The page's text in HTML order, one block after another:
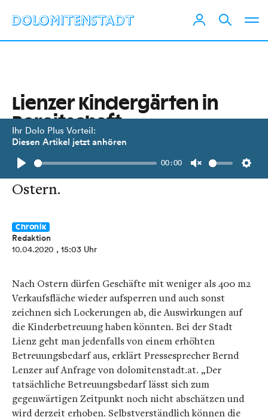
Ihr Dolo Plus Vorteil:
Diesen Artikel jetzt anhören
Play
00:00
Unmute
Lienzer Kindergärten in
Bereitschaft
Nach Lockerung der Quarantäne
rechnet man mit mehr Kindern nach
Ostern.
Chronik
Redaktion
10.04.2020 , 15:03 Uhr
Nach Ostern dürfen Geschäfte mit weniger als 400 m2
Verkaufsfläche wieder aufsperren und auch sonst
zeichnen sich Lockerungen ab, die Auswirkungen auf
die Kinderbetreuung haben könnten. Bei der Stadt
Lienz geht man jedenfalls von einem erhöhten
Betreuungsbedarf aus, erklärt Pressesprecher Bernd
Lenzer auf Anfrage von dolomitenstadt.at. „Der
tatsächliche Betreuungsbedarf lässt sich zum
gegenwärtigen Zeitpunkt noch nicht abschätzen und
wird derzeit erhoben. Selbstverständlich können die